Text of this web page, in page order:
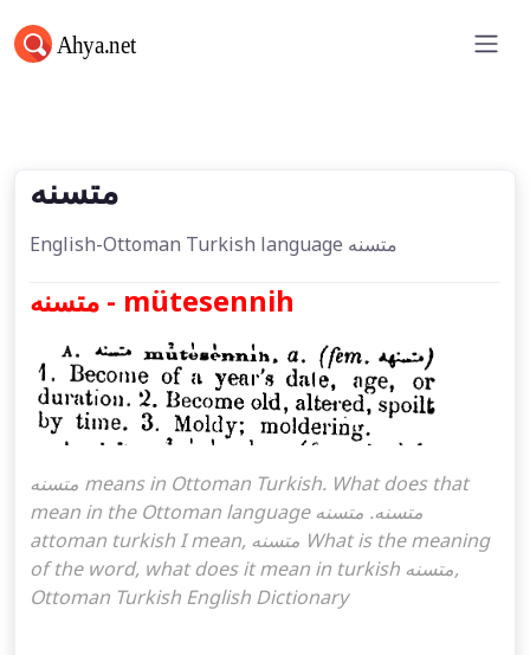
متسنه
متسنه
English-Ottoman Turkish language متسنه
متسنه - mütesennih
متسنه means in Ottoman Turkish. What does that
mean in the Ottoman language متسنه. متسنه
attoman turkish I mean, متسنه What is the meaning
of the word, what does it mean in turkish متسنه,
Ottoman Turkish English Dictionary